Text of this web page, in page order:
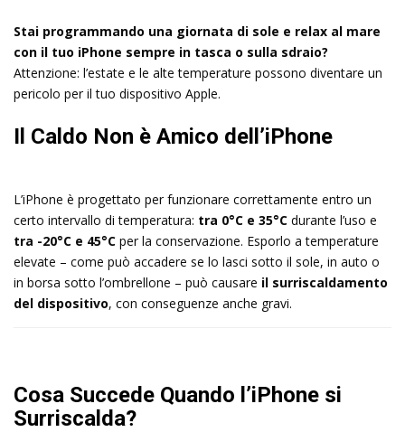
Stai programmando una giornata di sole e relax al mare
con il tuo iPhone sempre in tasca o sulla sdraio?
Attenzione: l’estate e le alte temperature possono diventare un
pericolo per il tuo dispositivo Apple.
Il Caldo Non è Amico dell’iPhone
L’iPhone è progettato per funzionare correttamente entro un
certo intervallo di temperatura: tra 0°C e 35°C durante l’uso e
tra -20°C e 45°C per la conservazione. Esporlo a temperature
elevate – come può accadere se lo lasci sotto il sole, in auto o
in borsa sotto l’ombrellone – può causare il surriscaldamento
del dispositivo, con conseguenze anche gravi.
Cosa Succede Quando l’iPhone si
Surriscalda?